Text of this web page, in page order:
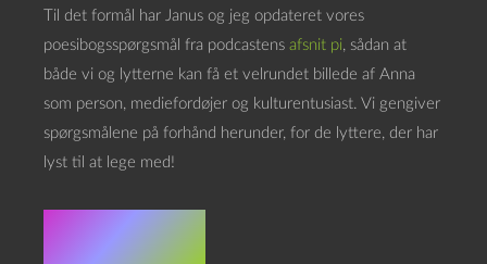
Til det formål har Janus og jeg opdateret vores
poesibogsspørgsmål fra podcastens afsnit pi, sådan at
både vi og lytterne kan få et velrundet billede af Anna
som person, mediefordøjer og kulturentusiast. Vi gengiver
spørgsmålene på forhånd herunder, for de lyttere, der har
lyst til at lege med!
Lynrunde